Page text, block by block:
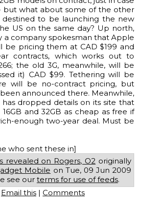
but what about some of the other
to be launching the new
US on the same day? Up north,
a company spokesman that Apple
be pricing them at CAD $199 and
contracts, which works out to
the old 3G, meanwhile, will be
it) CAD $99. Tethering will be
will be no-contract pricing, but
announced there. Meanwhile,
dropped details on its site that
and 32GB as cheap as free if
enough two-year deal. Must be
who sent these in]
revealed on Rogers, O2 originally
Mobile on Tue, 09 Jun 2009
see our terms for use of feeds.
Email this | Comments